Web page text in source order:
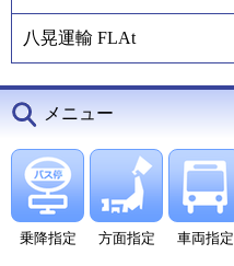
八晃運輸 FLAt
メニュー
乗降指定 方面指定 車両指定